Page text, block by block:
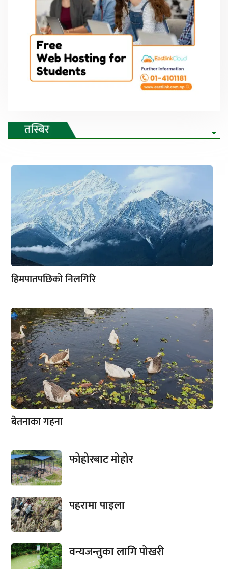
हिमपातपछिको निलगिरि
बेतनाका गहना
फोहोरबाट मोहोर
पहरामा पाइला
वन्यजन्तुका लागि पोखरी